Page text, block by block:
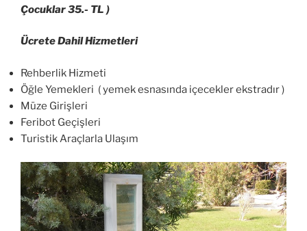
Çocuklar 35.- TL )
Ücrete Dahil Hizmetleri
Rehberlik Hizmeti
Öğle Yemekleri ( yemek esnasında içecekler ekstradır )
Müze Girişleri
Feribot Geçişleri
Turistik Araçlarla Ulaşım